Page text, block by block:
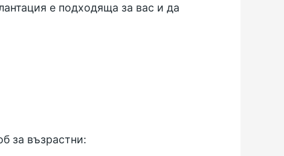
е подходяща за вас и да
за възрастни: